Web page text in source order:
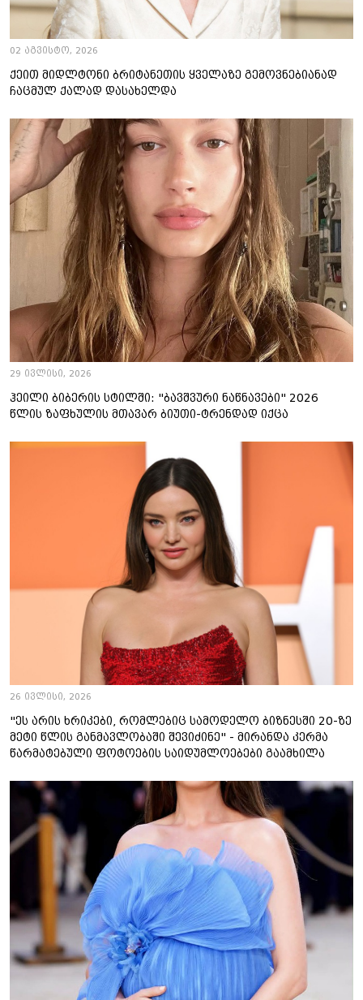
02 აგვისტო, 2026
ქეით მიდლტონი ბრიტანეთის ყველაზე გემოვნებიანად
ჩაცმულ ქალად დასახელდა
29 ივლისი, 2026
ჰეილი ბიბერის სტილში: "ბავშვური ნაწნავები" 2026
წლის ზაფხულის მთავარ ბიუთი-ტრენდად იქცა
26 ივლისი, 2026
"ეს არის ხრიკები, რომლებიც სამოდელო ბიზნესში 20-ზე
მეტი წლის განმავლობაში შევიძინე" - მირანდა კერმა
წარმატებული ფოტოების საიდუმლოებები გაამხილა